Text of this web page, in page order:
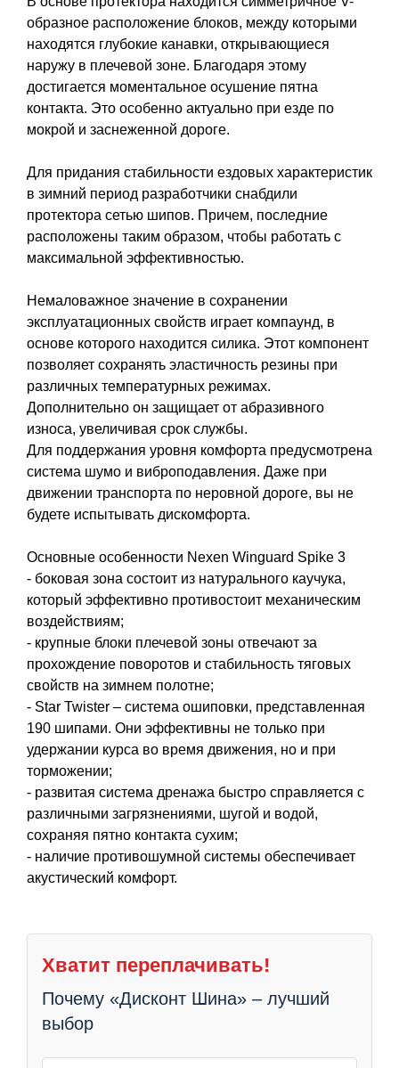
образное расположение блоков, между которыми
находятся глубокие канавки, открывающиеся
наружу в плечевой зоне. Благодаря этому
достигается моментальное осушение пятна
контакта. Это особенно актуально при езде по
мокрой и заснеженной дороге.
Для придания стабильности ездовых характеристик
в зимний период разработчики снабдили
протектора сетью шипов. Причем, последние
расположены таким образом, чтобы работать с
максимальной эффективностью.
Немаловажное значение в сохранении
эксплуатационных свойств играет компаунд, в
основе которого находится силика. Этот компонент
позволяет сохранять эластичность резины при
различных температурных режимах.
Дополнительно он защищает от абразивного
износа, увеличивая срок службы.
Для поддержания уровня комфорта предусмотрена
система шумо и виброподавления. Даже при
движении транспорта по неровной дороге, вы не
будете испытывать дискомфорта.
Основные особенности Nexen Winguard Spike 3
- боковая зона состоит из натурального каучука,
который эффективно противостоит механическим
воздействиям;
- крупные блоки плечевой зоны отвечают за
прохождение поворотов и стабильность тяговых
свойств на зимнем полотне;
- Star Twister – система ошиповки, представленная
190 шипами. Они эффективны не только при
удержании курса во время движения, но и при
торможении;
- развитая система дренажа быстро справляется с
различными загрязнениями, шугой и водой,
сохраняя пятно контакта сухим;
- наличие противошумной системы обеспечивает
акустический комфорт.
Хватит переплачивать!
Почему «Дисконт Шина» – лучший
выбор